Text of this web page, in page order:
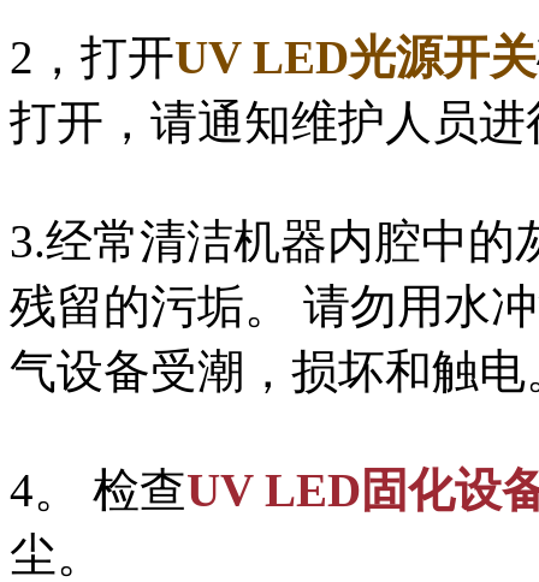
2，打开UV LED光源开关
打开，请通知维护人员
3.经常清洁机器内腔中
残留的污垢。 请勿用水
气设备受潮，损坏和触电
4。 检查UV LED固化设
尘。